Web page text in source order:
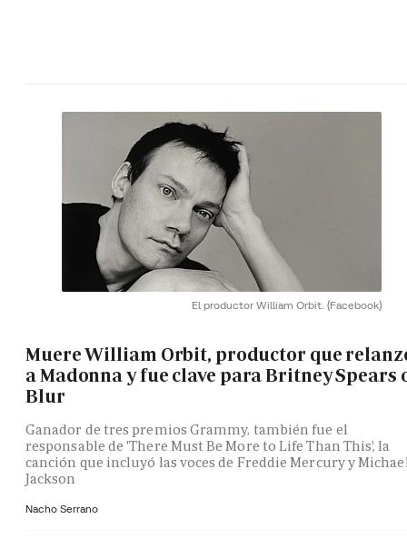
El productor William Orbit. (Facebook)
Muere William Orbit, productor que
a Madonna y fue clave para Britney Spears
Blur
Ganador de tres premios Grammy, también fue el
responsable de 'There Must Be More to Life Than This', la
canción que incluyó las voces de Freddie Mercury y
Jackson
Nacho Serrano